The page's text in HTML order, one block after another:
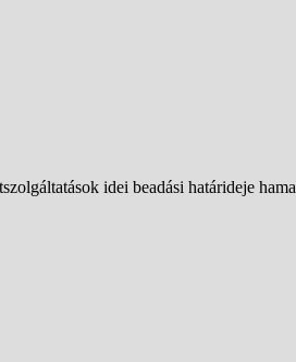
idei beadási határideje